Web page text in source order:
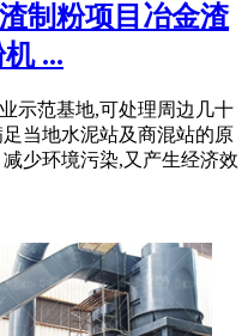
制粉项目冶金渣
...
示范基地,可处理周边几十
当地水泥站及商混站的原
少环境污染,又产生经济效